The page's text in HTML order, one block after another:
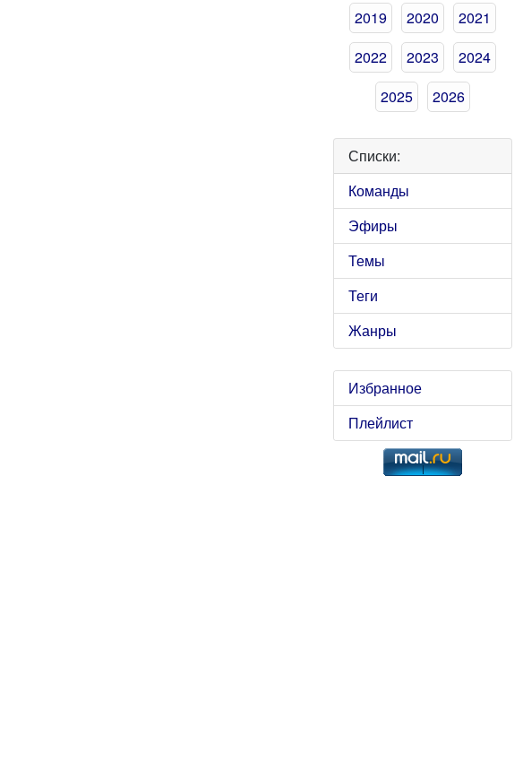
2019
2020
2021
2022
2023
2024
2025
2026
Списки:
Команды
Эфиры
Темы
Теги
Жанры
Избранное
Плейлист